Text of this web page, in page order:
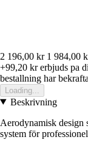
2 196,00 kr 1 984,00
+99,20 krerbjuds pa
bestallning har
Loading...
Beskrivning
Aerodynamisk design
system för